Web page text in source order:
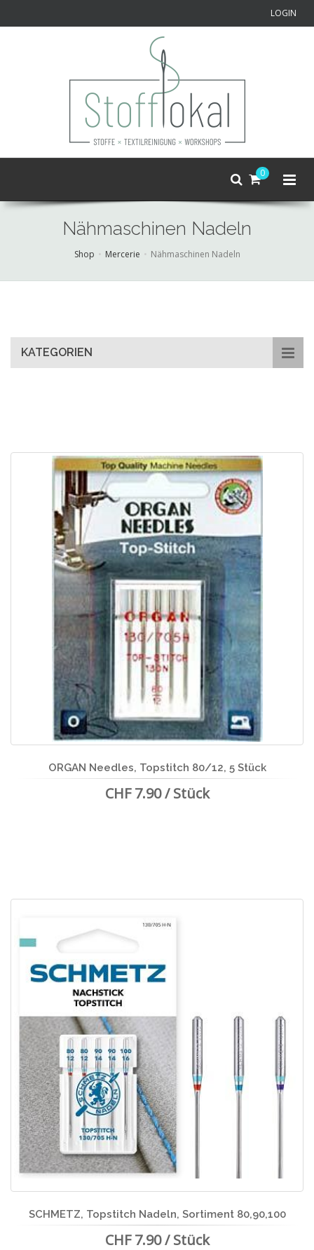
LOGIN
0
Nähmaschinen Nadeln
Shop Mercerie Nähmaschinen Nadeln
KATEGORIEN
ORGAN Needles, Topstitch 80/12, 5 Stück
CHF 7.90 / Stück
SCHMETZ, Topstitch Nadeln, Sortiment 80,90,100
CHF 7.90 / Stück